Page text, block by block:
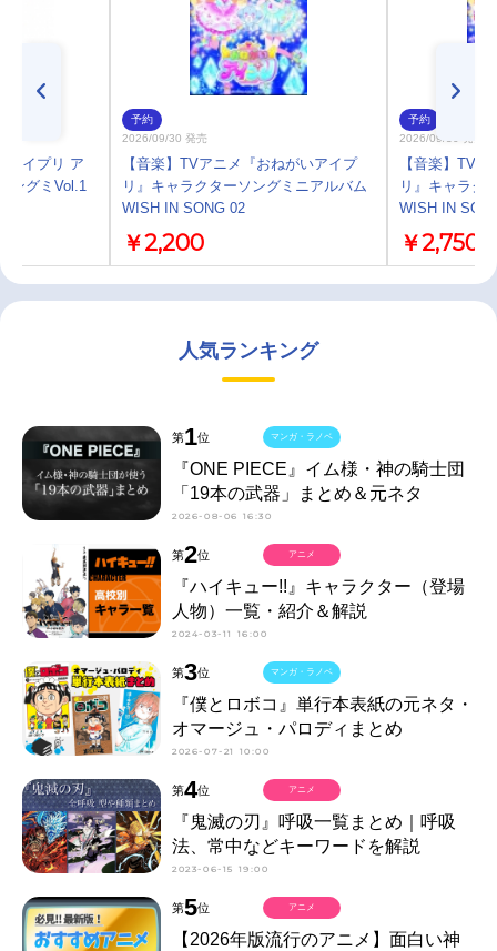
アイプリ ア
ングミVol.1
予約
2026/09/30 発売
【音楽】TVアニメ『おねがいアイプ
リ』キャラクターソングミニアルバム
WISH IN SONG 02
￥2,200
予約
2026/09/30 発売
【音楽】TV
リ』キャラク
WISH IN
￥2,750
人気ランキング
第1位
『ONE PIECE』イム様・神の騎士団
「19本の武器」まとめ＆元ネタ
2026-08-06 16:30
マンガ・ラノベ
第2位
『ハイキュー!!』キャラクター（登場
人物）一覧・紹介＆解説
2024-03-11 16:00
アニメ
第3位
『僕とロボコ』単行本表紙の元ネタ・
オマージュ・パロディまとめ
2026-07-21 10:00
マンガ・ラノベ
第4位
『鬼滅の刃』呼吸一覧まとめ｜呼吸
法、常中などキーワードを解説
2023-06-15 19:00
アニメ
第5位
【2026年版流行のアニメ】面白い神
アニメ